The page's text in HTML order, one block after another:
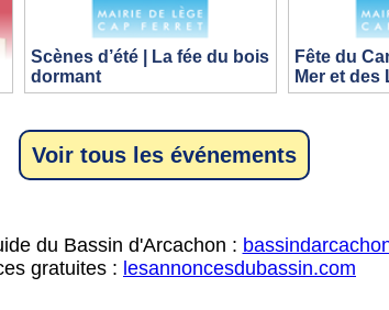
Scènes d’été | La fée du bois
dormant
Fête du
Mer et des
Voir tous les événements
du Bassin d'Arcachon :
gratuites : lesannoncesdubassin.com